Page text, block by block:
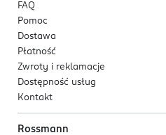
FAQ
Pomoc
Dostawa
Płatność
Zwroty i reklamacje
Dostępność usług
Kontakt
Rossmann